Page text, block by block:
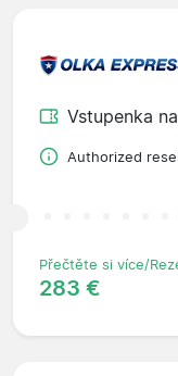
Vstupenka
Authorized
Přečtěte si více/
283 €